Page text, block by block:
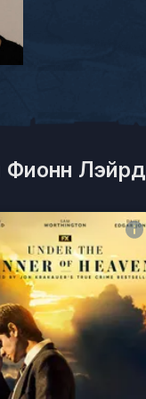
Фионн